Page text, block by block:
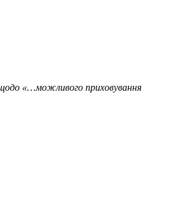
щодо «…можливого приховування